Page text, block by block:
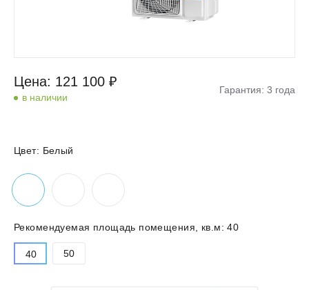
Цена: 121 100 ₽
в наличии
Гарантия: 3 года
Цвет: Белый
Рекомендуемая площадь помещения, кв.м:40
40 50